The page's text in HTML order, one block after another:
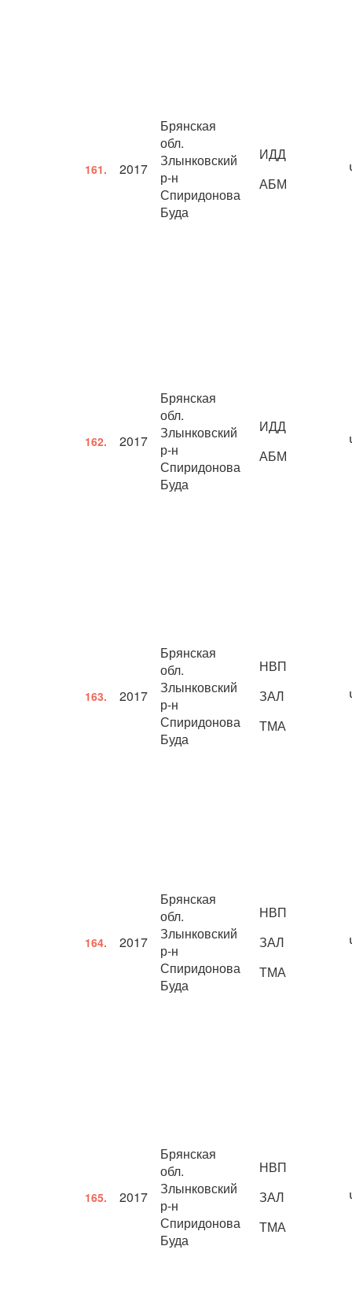
161. 2017
Брянская
обл.
Злынковский
р-н
Спиридонова
Буда
ИДД
АБМ
162. 2017
Брянская
обл.
Злынковский
р-н
Спиридонова
Буда
ИДД
АБМ
163. 2017
Брянская
обл.
Злынковский
р-н
Спиридонова
Буда
НВП
ЗАЛ
ТМА
164. 2017
Брянская
обл.
Злынковский
р-н
Спиридонова
Буда
НВП
ЗАЛ
ТМА
165. 2017
Брянская
обл.
Злынковский
р-н
Спиридонова
Буда
НВП
ЗАЛ
ТМА